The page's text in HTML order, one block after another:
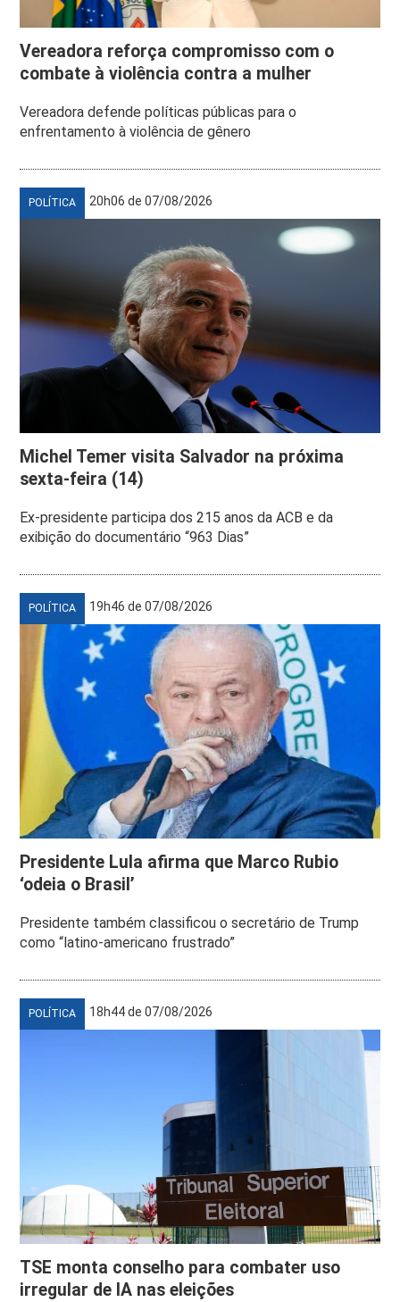
Vereadora reforça compromisso com o
combate à violência contra a mulher
Vereadora defende políticas públicas para o
enfrentamento à violência de gênero
POLÍTICA 20h06 de 07/08/2026
Michel Temer visita Salvador na próxima
sexta-feira (14)
Ex-presidente participa dos 215 anos da ACB e da
exibição do documentário “963 Dias”
POLÍTICA 19h46 de 07/08/2026
Presidente Lula afirma que Marco Rubio
‘odeia o Brasil’
Presidente também classificou o secretário de Trump
como “latino-americano frustrado”
POLÍTICA 18h44 de 07/08/2026
TSE monta conselho para combater uso
irregular de IA nas eleições